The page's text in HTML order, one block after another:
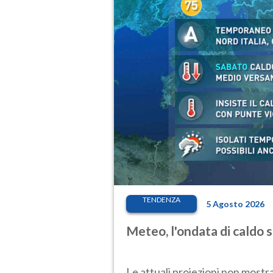
TENDENZA 5 Agosto 2026
Meteo, l'ondata di caldo